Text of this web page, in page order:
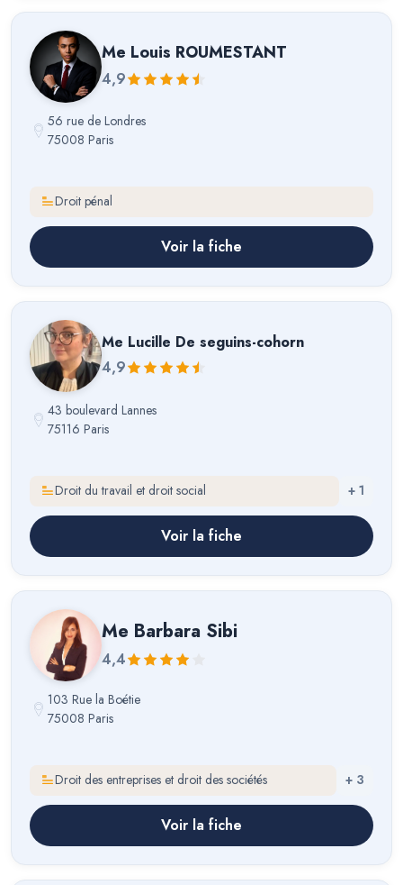
Me Louis ROUMESTANT
4,9
56 rue de Londres
75008 Paris
Droit pénal
Voir la fiche
Me Lucille De seguins-cohorn
4,9
43 boulevard Lannes
75116 Paris
Droit du travail et droit social + 1
Voir la fiche
Me Barbara Sibi
4,4
103 Rue la Boétie
75008 Paris
Droit des entreprises et droit des sociétés + 3
Voir la fiche